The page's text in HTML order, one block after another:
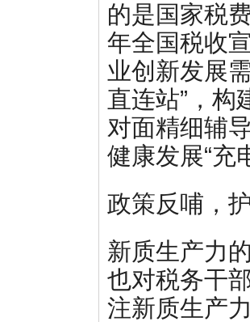
的是国家税
年全国税收
业创新发展
直连站”，构
对面精细辅
健康发展“充
政策反哺，
新质生产力
也对税务干
注新质生产